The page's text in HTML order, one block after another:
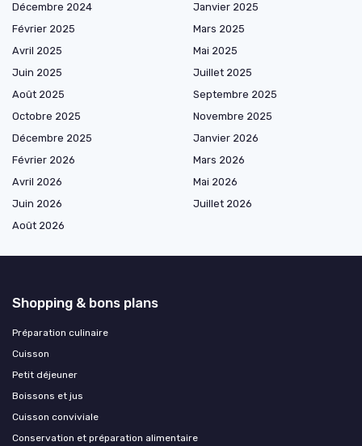
Décembre 2024
Janvier 2025
Février 2025
Mars 2025
Avril 2025
Mai 2025
Juin 2025
Juillet 2025
Août 2025
Septembre 2025
Octobre 2025
Novembre 2025
Décembre 2025
Janvier 2026
Février 2026
Mars 2026
Avril 2026
Mai 2026
Juin 2026
Juillet 2026
Août 2026
Shopping & bons plans
Préparation culinaire
Cuisson
Petit déjeuner
Boissons et jus
Cuisson conviviale
Conservation et préparation alimentaire